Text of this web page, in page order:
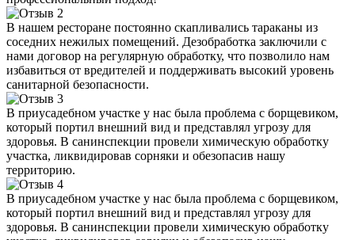
В нашем ресторане постоянно скапливались тараканы из
соседних нежилых помещений. Дезобработка заключили с
нами договор на регулярную обработку, что позволило нам
избавиться от вредителей и поддерживать высокий уровень
санитарной безопасности.
В приусадебном участке у нас была проблема с борщевиком,
который портил внешний вид и представлял угрозу для
здоровья. В санинспекции провели химическую обработку
участка, ликвидировав сорняки и обезопасив нашу
территорию.
В приусадебном участке у нас была проблема с борщевиком,
который портил внешний вид и представлял угрозу для
здоровья. В санинспекции провели химическую обработку